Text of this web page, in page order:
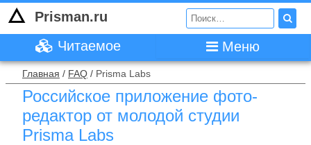
Prisman.ru
Меню
Читаемое
Главная / FAQ / Prisma Labs
Российское приложение фото-
редактор от молодой студии
Prisma Labs